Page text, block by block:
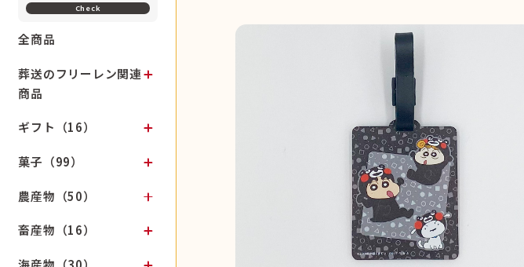
全商品
葬送のフリーレン関連
商品
ギフト（16）
菓子（99）
農産物（50）
畜産物（16）